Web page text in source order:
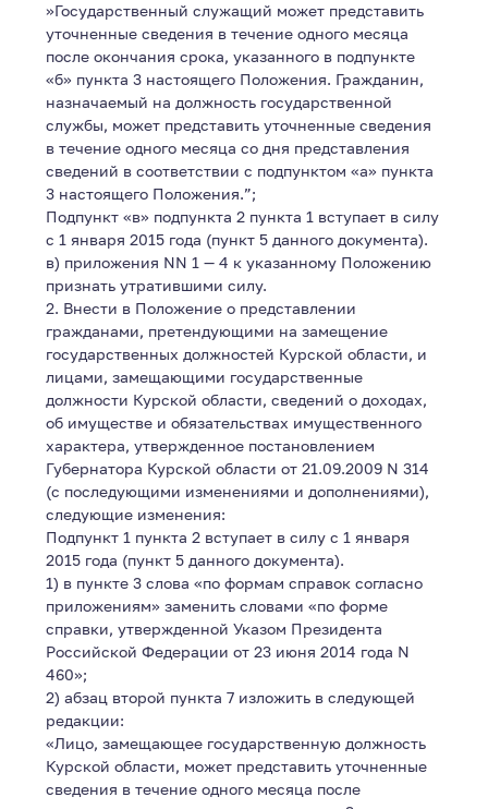
»Государственный служащий может представить
уточненные сведения в течение одного месяца
после окончания срока, указанного в подпункте
«б» пункта 3 настоящего Положения. Гражданин,
назначаемый на должность государственной
службы, может представить уточненные сведения
в течение одного месяца со дня представления
сведений в соответствии с подпунктом «а» пункта
3 настоящего Положения.”;
Подпункт «в» подпункта 2 пункта 1 вступает в силу
с 1 января 2015 года (пункт 5 данного документа).
в) приложения NN 1 — 4 к указанному Положению
признать утратившими силу.
2. Внести в Положение о представлении
гражданами, претендующими на замещение
государственных должностей Курской области, и
лицами, замещающими государственные
должности Курской области, сведений о доходах,
об имуществе и обязательствах имущественного
характера, утвержденное постановлением
Губернатора Курской области от 21.09.2009 N 314
(с последующими изменениями и дополнениями),
следующие изменения:
Подпункт 1 пункта 2 вступает в силу с 1 января
2015 года (пункт 5 данного документа).
1) в пункте 3 слова «по формам справок согласно
приложениям» заменить словами «по форме
справки, утвержденной Указом Президента
Российской Федерации от 23 июня 2014 года N
460»;
2) абзац второй пункта 7 изложить в следующей
редакции:
«Лицо, замещающее государственную должность
Курской области, может представить уточненные
сведения в течение одного месяца после